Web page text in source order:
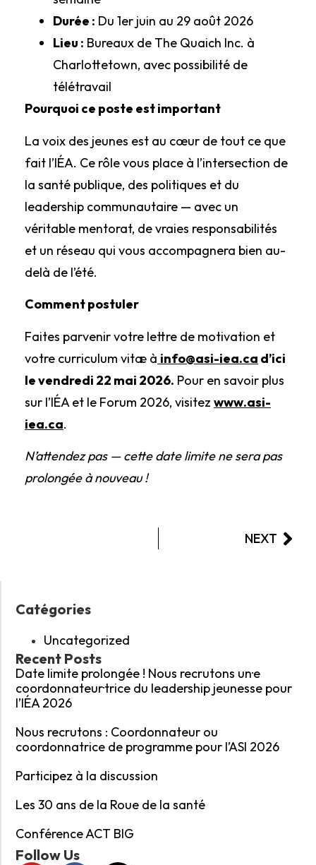
Durée : Du 1er juin au 29 août 2026
Lieu : Bureaux de The Quaich Inc. à
Charlottetown, avec possibilité de
télétravail
Pourquoi ce poste est important
La voix des jeunes est au cœur de tout ce que
fait l’IÉA. Ce rôle vous place à l’intersection de
la santé publique, des politiques et du
leadership communautaire — avec un
véritable mentorat, de vraies responsabilités
et un réseau qui vous accompagnera bien au-
delà de l’été.
Comment postuler
Faites parvenir votre lettre de motivation et
votre curriculum vitæ à info@asi-iea.ca d’ici
le vendredi 22 mai 2026. Pour en savoir plus
sur l’IÉA et le Forum 2026, visitez www.asi-
iea.ca.
N’attendez pas — cette date limite ne sera pas
prolongée à nouveau !
NEXT
Catégories
Uncategorized
Recent Posts
Date limite prolongée ! Nous recrutons un·e
coordonnateur·trice du leadership jeunesse pour
l’IÉA 2026
Nous recrutons : Coordonnateur ou
coordonnatrice de programme pour l’ASI 2026
Participez à la discussion
Les 30 ans de la Roue de la santé
Conférence ACT BIG
Follow Us